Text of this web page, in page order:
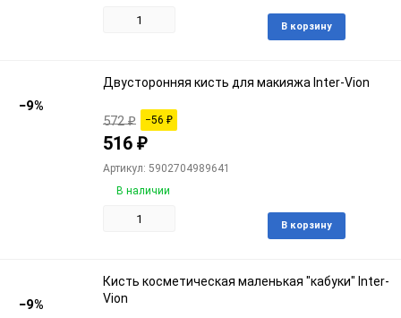
В корзину
−9%
Двусторонняя кисть для макияжа Inter-Vion
572₽ −56 ₽
516 ₽
Артикул: 5902704989641
В наличии
В корзину
−9%
Кисть косметическая маленькая "кабуки" Inter-
Vion